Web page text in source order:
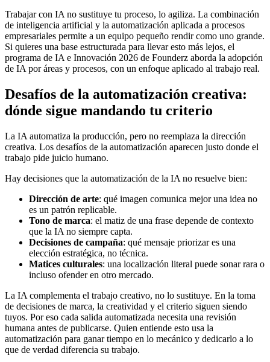
Trabajar con IA no sustituye tu proceso, lo agiliza. La combinación
de inteligencia artificial y la automatización aplicada a procesos
empresariales permite a un equipo pequeño rendir como uno grande.
Si quieres una base estructurada para llevar esto más lejos, el
programa de IA e Innovación 2026 de Founderz aborda la adopción
de IA por áreas y procesos, con un enfoque aplicado al trabajo real.
Desafíos de la automatización creativa:
dónde sigue mandando tu criterio
La IA automatiza la producción, pero no reemplaza la dirección
creativa. Los desafíos de la automatización aparecen justo donde el
trabajo pide juicio humano.
Hay decisiones que la automatización de la IA no resuelve bien:
Dirección de arte: qué imagen comunica mejor una idea no
es un patrón replicable.
Tono de marca: el matiz de una frase depende de contexto
que la IA no siempre capta.
Decisiones de campaña: qué mensaje priorizar es una
elección estratégica, no técnica.
Matices culturales: una localización literal puede sonar rara o
incluso ofender en otro mercado.
La IA complementa el trabajo creativo, no lo sustituye. En la toma
de decisiones de marca, la creatividad y el criterio siguen siendo
tuyos. Por eso cada salida automatizada necesita una revisión
humana antes de publicarse. Quien entiende esto usa la
automatización para ganar tiempo en lo mecánico y dedicarlo a lo
que de verdad diferencia su trabajo.